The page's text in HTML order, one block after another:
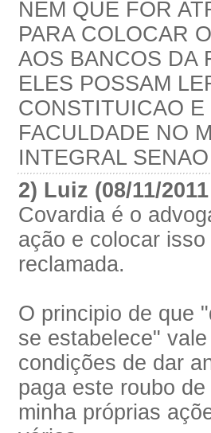
NEM QUE FOR
PARA COLOCAR
AOS BANCOS DA
ELES POSSAM
CONSTITUICAO
FACULDADE NO
INTEGRAL
2) Luiz (08/11/
Covardia é o
ação e colocar
reclamada.
O principio de que
se estabelece"
condições de dar
paga este roubo
minha próprias